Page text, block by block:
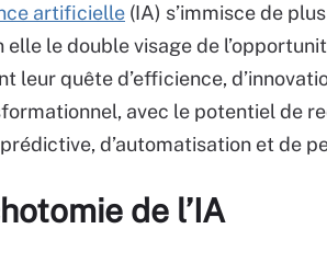
artificielle (IA) s’immisce de
elle le double visage de
leur quête d’efficience,
avec le potentiel de
prédictive, d’automatisation et de
de l’IA